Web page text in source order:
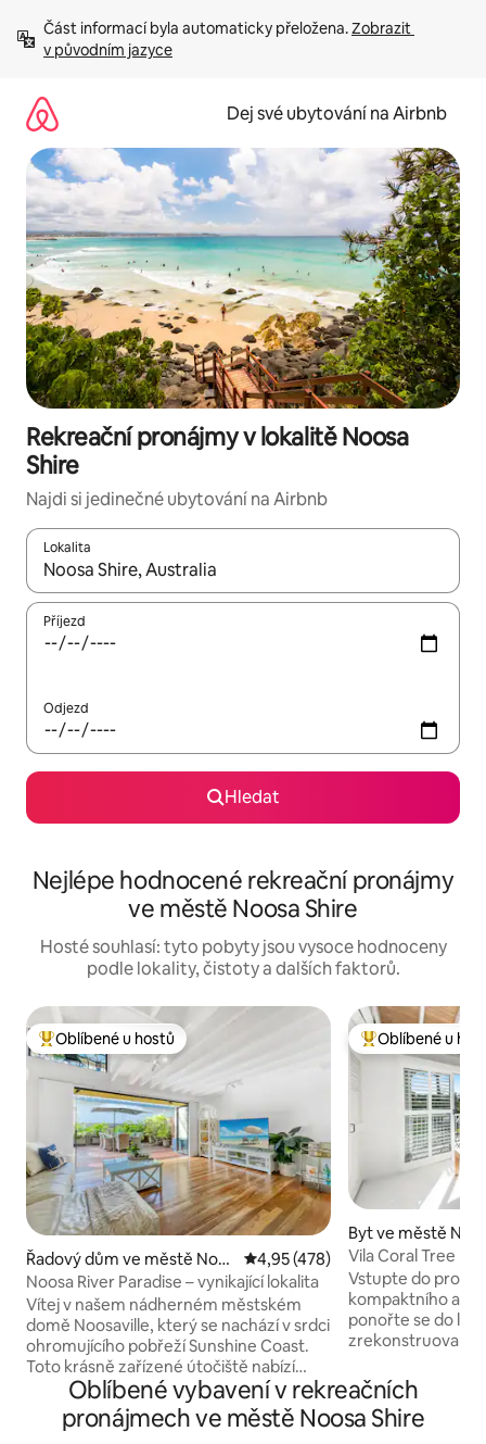
obsah
Část informací byla automaticky přeložena. Zobrazit
v původním jazyce
Dej své ubytování na Airbnb
Rekreační pronájmy v lokalitě Noosa
Shire
Najdi si jedinečné ubytování na Airbnb
Lokalita
Až budou výsledky k dispozici, můžeš si je procházet pomocí
Příjezd
Odjezd
Hledat
Nejlépe hodnocené rekreační pronájmy
ve městě Noosa Shire
Hosté souhlasí: tyto pobyty jsou vysoce hodnoceny
podle lokality, čistoty a dalších faktorů.
Nejlepší v kategorii Oblíbené u hostů
Oblíbené u hostů
Řadový dům ve městě Noos
aville
Průměrné hodnocení 4,95 z 5,
4,95 (478)
Noosa River Paradise – vynikající lokalita
Vítej v našem nádherném městském
domě Noosaville, který se nachází v srdci
ohromujícího pobřeží Sunshine Coast.
Toto krásně zařízené útočiště nabízí
dokonalou kombinaci pohodlí, stylu
a všech potřebných vychytávek pro
dokonalou dovolenou. Díky vynikající
Nejlepší v
Oblíbené u
Byt ve městě
Vila Coral Tree
Vstupte do
kompaktního
ponořte se do
zrekonstruovaný
atmosférou.
minut pěšky od
Junction s
Oblíbené vybavení v rekreačních
pronájmech ve městě Noosa Shire